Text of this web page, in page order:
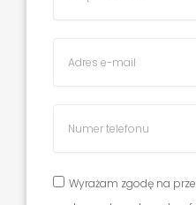
Wyrażam zgodę na